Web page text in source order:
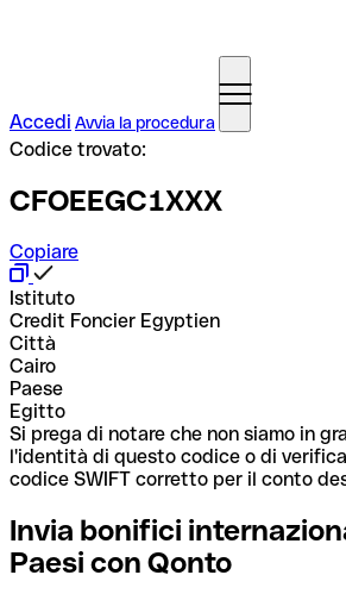
Accedi Avvia la procedura
Codice trovato:
CFOEEGC1XXX
Copiare
Istituto
Credit Foncier Egyptien
Città
Cairo
Paese
Egitto
Si prega di notare che non siamo in
l'identità di questo codice o di
codice SWIFT corretto per il conto
Invia bonifici
Paesi con Qonto